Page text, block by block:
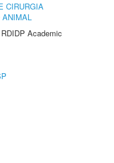
CIRURGIA
ANIMAL
Academic